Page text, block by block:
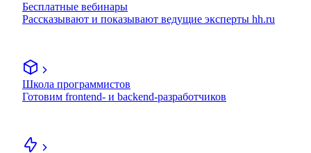
Бесплатные вебинары
Рассказывают и показывают ведущие эксперты hh.ru
Школа программистов
Готовим frontend- и backend-разработчиков